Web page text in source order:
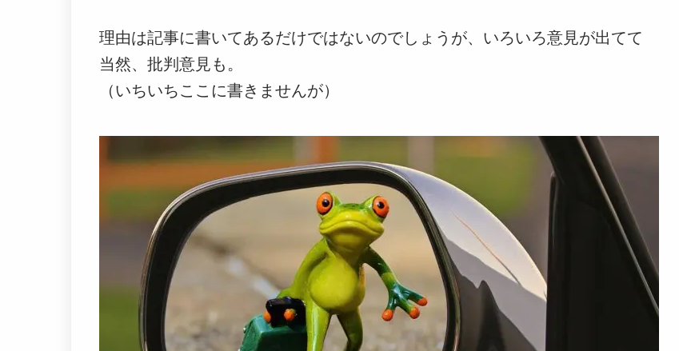
理由は記事に書いてあるだけではないのでしょうが、いろいろ意見が出てて
当然、批判意見も。
（いちいちここに書きませんが）